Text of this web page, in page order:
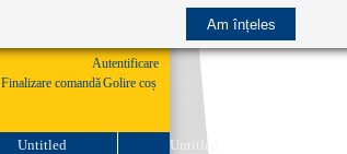
Autentificare
Finalizare comandăGolire coș
Untitled Untitled